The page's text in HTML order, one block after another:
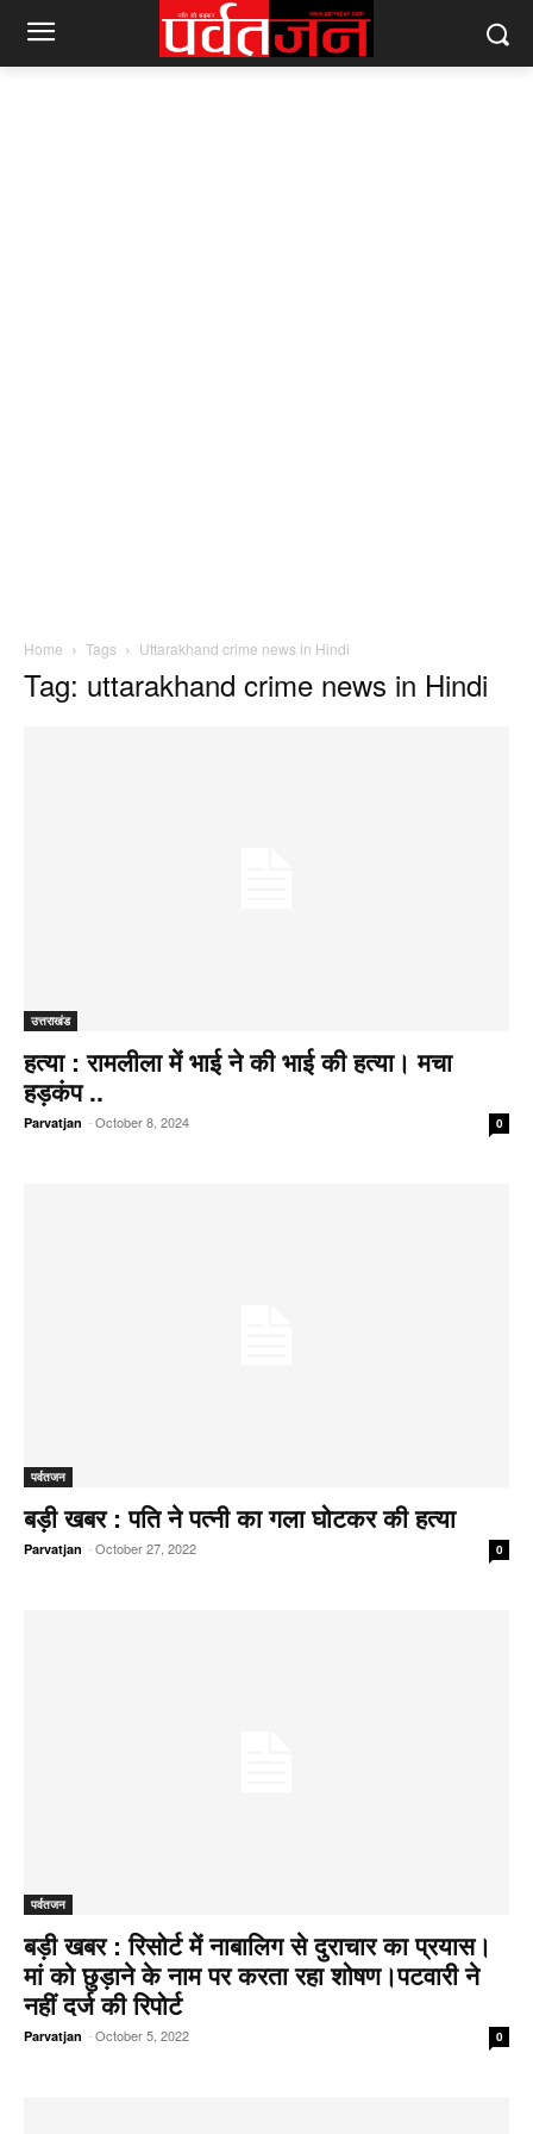
Home Tags Uttarakhand crime news in Hindi
Tag: uttarakhand crime news in Hindi
उत्तराखंड
हत्या : रामलीला में भाई ने की भाई की हत्या। मचा
हड़कंप ..
Parvatjan -October 8, 2024 0
पर्वतजन
बड़ी खबर : पति ने पत्नी का गला घोटकर की हत्या
Parvatjan -October 27, 2022 0
पर्वतजन
बड़ी खबर : रिसोर्ट में नाबालिग से दुराचार का प्रयास।
मां को छुड़ाने के नाम पर करता रहा शोषण।पटवारी ने
नहीं दर्ज की रिपोर्ट
Parvatjan -October 5, 2022 0